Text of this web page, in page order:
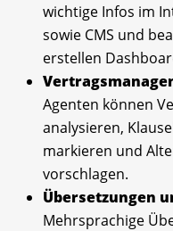
wichtige Infos im
sowie CMS und
erstellen
Agenten können
analysieren,
markieren und
vorschlagen.
Übersetzungen
Mehrsprachige